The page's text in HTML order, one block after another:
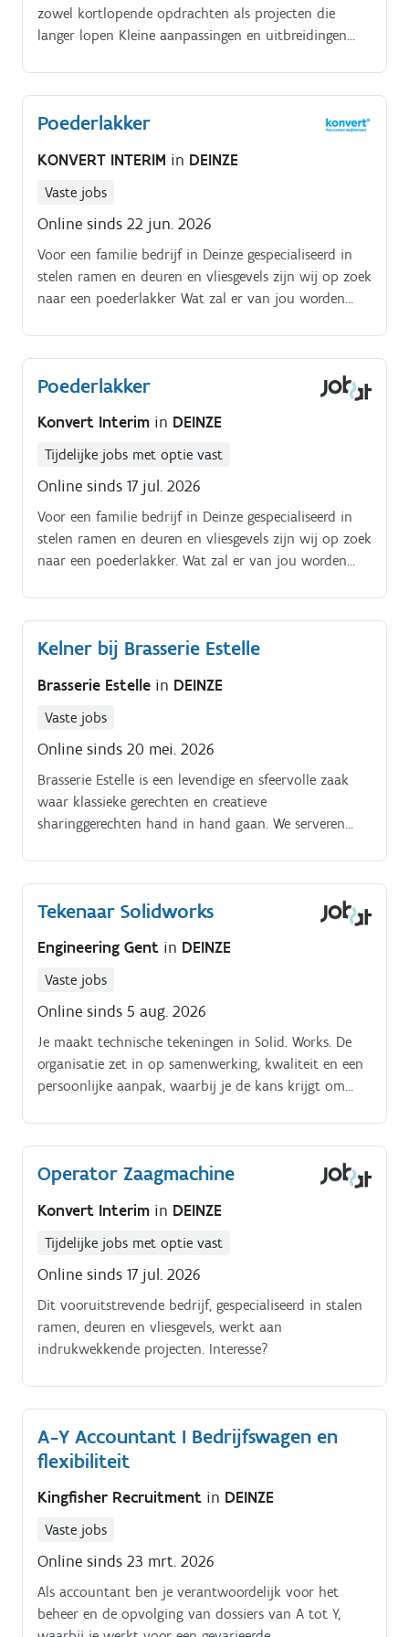
zowel kortlopende opdrachten als projecten die
langer lopen Kleine aanpassingen en uitbreidingen
Poederlakker
KONVERT INTERIM in DEINZE
Vaste jobs
Online sinds 22 jun. 2026
Voor een familie bedrijf in Deinze gespecialiseerd in
stelen ramen en deuren en vliesgevels zijn wij op zoek
naar een poederlakker Wat zal er van jou worden
onderdelen Instellen, bedienen en onderhoud van de
lakinstallaties Kwaliteitscontrole van het gepresteerde
werk Stuur je CV door naar
093868333.
Poederlakker
Konvert Interim in DEINZE
Tijdelijke jobs met optie vast
Online sinds 17 jul. 2026
Voor een familie bedrijf in Deinze gespecialiseerd in
stelen ramen en deuren en vliesgevels zijn wij op zoek
naar een poederlakker. Wat zal er van jou worden
Kelner bij Brasserie Estelle
Brasserie Estelle in DEINZE
Vaste jobs
Online sinds 20 mei. 2026
Brasserie Estelle is een levendige en sfeervolle zaak
waar klassieke gerechten en creatieve
sharinggerechten hand in hand gaan. We serveren
setting met rock-‘n-rollvibes We zijn op zoek naar
een. Enthousiaste kelner of kelnerin die mee het
verschil wil maken in onze zaal.
Tekenaar Solidworks
Engineering Gent in DEINZE
Vaste jobs
Online sinds 5 aug. 2026
Je maakt technische tekeningen in Solid. Works. De
organisatie zet in op samenwerking, kwaliteit en een
persoonlijke aanpak, waarbij je de kans krijgt om
Operator Zaagmachine
Konvert Interim in DEINZE
Tijdelijke jobs met optie vast
Online sinds 17 jul. 2026
Dit vooruitstrevende bedrijf, gespecialiseerd in stalen
ramen, deuren en vliesgevels, werkt aan
indrukwekkende projecten. Interesse?
A-Y Accountant I Bedrijfswagen en
flexibiliteit
Kingfisher Recruitment in DEINZE
Vaste jobs
Online sinds 23 mrt. 2026
Als accountant ben je verantwoordelijk voor het
beheer en de opvolging van dossiers van A tot Y,